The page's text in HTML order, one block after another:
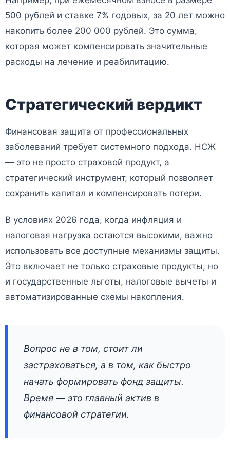
500 рублей и ставке 7% годовых, за 20 лет можно
накопить более 200 000 рублей. Это сумма,
которая может компенсировать значительные
расходы на лечение и реабилитацию.
Стратегический вердикт
Финансовая защита от профессиональных
заболеваний требует системного подхода. НСЖ
— это не просто страховой продукт, а
стратегический инструмент, который позволяет
сохранить капитал и компенсировать потери.
В условиях 2026 года, когда инфляция и
налоговая нагрузка остаются высокими, важно
использовать все доступные механизмы защиты.
Это включает не только страховые продукты, но
и государственные льготы, налоговые вычеты и
автоматизированные схемы накопления.
Вопрос не в том, стоит ли
застраховаться, а в том, как быстро
начать формировать фонд защиты.
Время — это главный актив в
финансовой стратегии.